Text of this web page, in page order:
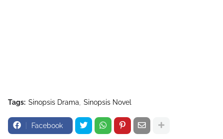
Tags: Sinopsis Drama Sinopsis Novel
Facebook